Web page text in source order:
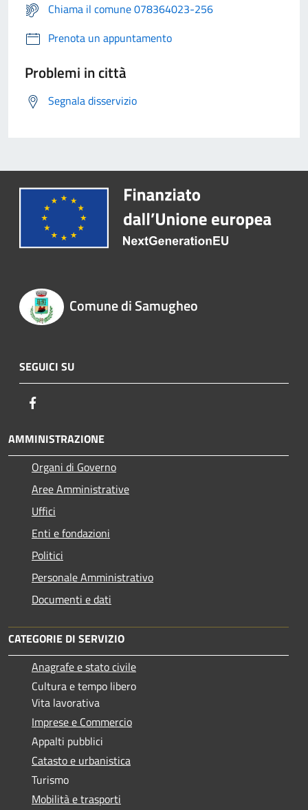
Chiama il comune 078364023-256
Prenota un appuntamento
Problemi in città
Segnala disservizio
Comune di Samugheo
SEGUICI SU
AMMINISTRAZIONE
Organi di Governo
Aree Amministrative
Uffici
Enti e fondazioni
Politici
Personale Amministrativo
Documenti e dati
CATEGORIE DI SERVIZIO
Anagrafe e stato civile
Cultura e tempo libero
Vita lavorativa
Imprese e Commercio
Appalti pubblici
Catasto e urbanistica
Turismo
Mobilità e trasporti